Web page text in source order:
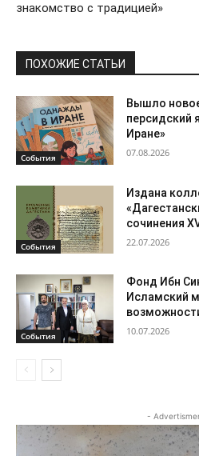
знакомство с традицией»
ПОХОЖИЕ СТАТЬИ
События
Вышло
персидский
Иране»
07.08.2026
События
Издана
сочинения
22.07.2026
События
Фонд Ибн
Исламский
10.07.2026
-